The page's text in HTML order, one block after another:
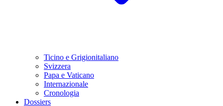
Ticino e Grigionitaliano
Svizzera
Papa e Vaticano
Internazionale
Cronologia
Dossiers